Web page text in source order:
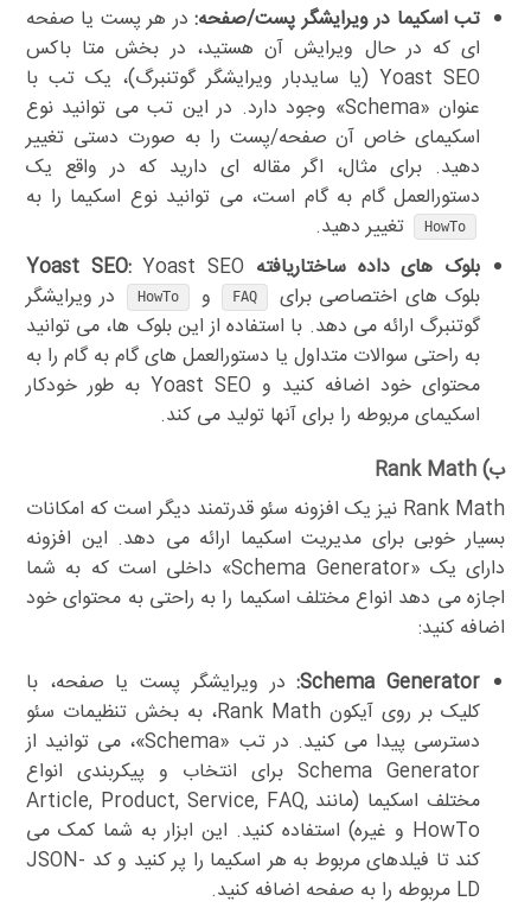
تب اسکیما در ویرایشگر پست/صفحه:در هر پست یا صفحه
ای که در حال ویرایش آن هستید، در بخش متا باکس
Yoast SEO (یا سایدبار ویرایشگر گوتنبرگ)، یک تب با
عنوان «Schema» وجود دارد. در این تب می توانید نوع
اسکیمای خاص آن صفحه/پست را به صورت دستی تغییر
دهید. برای مثال، اگر مقاله ای دارید که در واقع یک
دستورالعمل گام به گام است، می توانید نوع اسکیما را به
HowTo
تغییر دهید.
بلوک های داده ساختاریافته Yoast SEO: Yoast SEO
بلوک های اختصاصی برای
FAQ و HowTo
در ویرایشگر
گوتنبرگ ارائه می دهد. با استفاده از این بلوک ها، می توانید
به راحتی سوالات متداول یا دستورالعمل های گام به گام را به
محتوای خود اضافه کنید و Yoast SEO به طور خودکار
اسکیمای مربوطه را برای آنها تولید می کند.
ب) Rank Math
Rank Math نیز یک افزونه سئو قدرتمند دیگر است که امکانات
بسیار خوبی برای مدیریت اسکیما ارائه می دهد. این افزونه
دارای یک «Schema Generator» داخلی است که به شما
اجازه می دهد انواع مختلف اسکیما را به راحتی به محتوای خود
اضافه کنید:
Schema Generator:در ویرایشگر پست یا صفحه، با
کلیک بر روی آیکون Rank Math، به بخش تنظیمات سئو
دسترسی پیدا می کنید. در تب «Schema»، می توانید از
Schema Generator برای انتخاب و پیکربندی انواع
مختلف اسکیما (مانند Article, Product, Service, FAQ,
HowTo و غیره) استفاده کنید. این ابزار به شما کمک می
کند تا فیلدهای مربوط به هر اسکیما را پر کنید و کد JSON-
LD مربوطه را به صفحه اضافه کنید.